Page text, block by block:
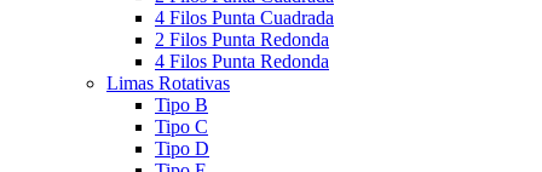
4 Filos Punta Cuadrada
2 Filos Punta Redonda
4 Filos Punta Redonda
Limas Rotativas
Tipo B
Tipo C
Tipo D